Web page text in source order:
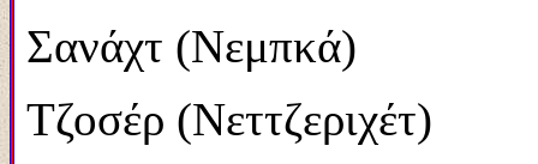
Σανάχτ (Νεμπκά)
Τζοσέρ